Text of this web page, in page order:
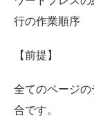
行の作業順序
【前提】
全てのページ
合です。